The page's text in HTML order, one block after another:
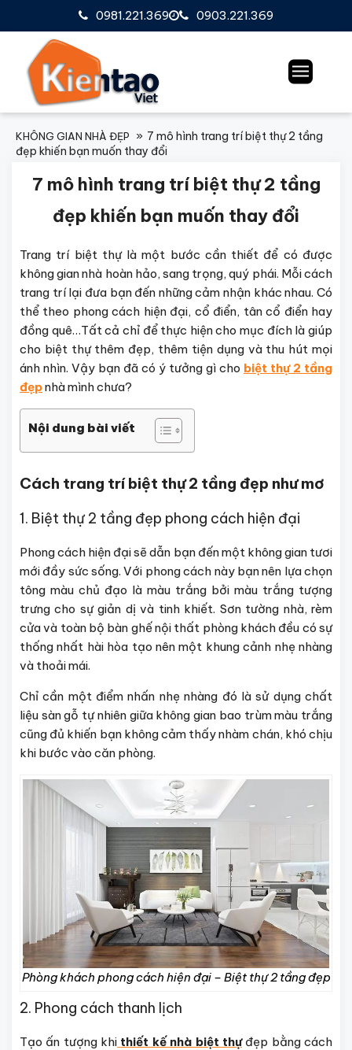
0903.221.369
0981.221.369
KHÔNG GIAN NHÀ ĐẸP
7 mô hình trang trí biệt thự 2 tầng
đẹp khiến bạn muốn thay đổi
7 mô hình trang trí biệt thự 2 tầng
đẹp khiến bạn muốn thay đổi
Trang trí biệt thự là một bước cần thiết để có được
không gian nhà hoàn hảo, sang trọng, quý phái. Mỗi cách
trang trí lại đưa bạn đến những cảm nhận khác nhau. Có
thể theo phong cách hiện đại, cổ điển, tân cổ điển hay
đồng quê…Tất cả chỉ để thực hiện cho mục đích là giúp
cho biệt thự thêm đẹp, thêm tiện dụng và thu hút mọi
ánh nhìn. Vậy bạn đã có ý tưởng gì cho biệt thự 2 tầng
đẹpnhà mình chưa?
Nội dung bài viết
Cách trang trí biệt thự 2 tầng đẹp như mơ
1. Biệt thự 2 tầng đẹp phong cách hiện đại
Phong cách hiện đại sẽ dẫn bạn đến một không gian tươi
mới đầy sức sống. Với phong cách này bạn nên lựa chọn
tông màu chủ đạo là màu trắng bởi màu trắng tượng
trưng cho sự giản dị và tinh khiết. Sơn tường nhà, rèm
cửa và toàn bộ bàn ghế nội thất phòng khách đều có sự
thống nhất hài hòa tạo nên một khung cảnh nhẹ nhàng
và thoải mái.
Chỉ cần một điểm nhấn nhẹ nhàng đó là sử dụng chất
liệu sàn gỗ tự nhiên giữa không gian bao trùm màu trắng
cũng đủ khiến bạn không cảm thấy nhàm chán, khó chịu
khi bước vào căn phòng.
Phòng khách phong cách hiện đại – Biệt thự 2 tầng đẹp
2. Phong cách thanh lịch
Tạo ấn tượng khi thiết kế nhà biệt thựđẹp bằng cách